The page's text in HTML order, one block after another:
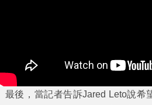
最後，當記者告訴Jared Leto說希